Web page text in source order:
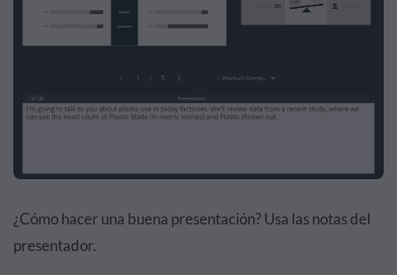
¿Cómo hacer una buena presentación? Usa las notas del
presentador.